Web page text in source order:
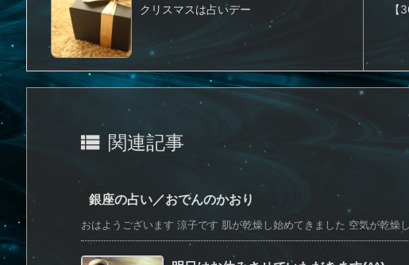
クリスマスは占いデー
 関連記事
銀座の占い／おでんのかおり
おはようございます 涼子です 肌が乾燥し始めてきました 空気が乾燥